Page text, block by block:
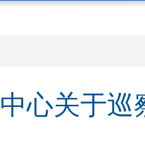
心关于巡